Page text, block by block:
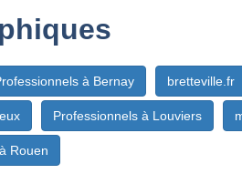
à Bernay bretteville.fr
Professionnels à Louviers
Rouen